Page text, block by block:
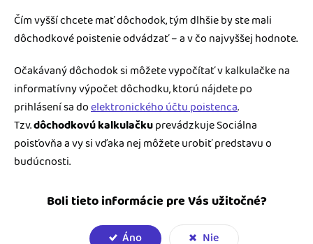
Čím vyšší chcete mať dôchodok, tým dlhšie by ste mali
dôchodkové poistenie odvádzať – a v čo najvyššej hodnote.
Očakávaný dôchodok si môžete vypočítať v kalkulačke na
informatívny výpočet dôchodku, ktorú nájdete po
prihlásení sa doelektronického účtu poistenca.
Tzv.dôchodkovú kalkulačkuprevádzkuje Sociálna
poisťovňa a vy si vďaka nej môžete urobiť predstavu o
budúcnosti.
Boli tieto informácie pre Vás užitočné?
Áno Nie